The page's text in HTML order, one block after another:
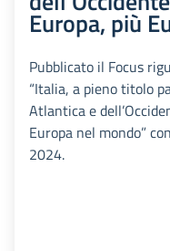
Europa, più
Pubblicato il Focus
“Italia, a pieno titolo
Atlantica e
Europa nel mondo”
2024.